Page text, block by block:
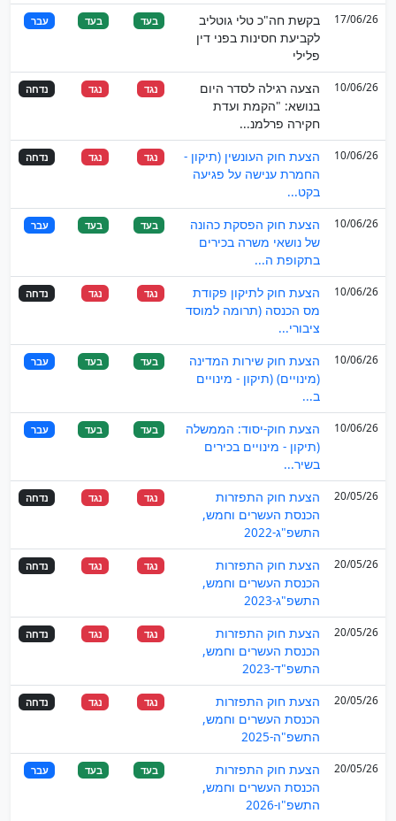
17/06/26
בקשת חה"כ טלי גוטליב
לקביעת חסינות בפני דין
פלילי
בעד בעד עבר
10/06/26
הצעה רגילה לסדר היום
בנושא: "הקמת ועדת
חקירה פרלמנ...
נגד נגד נדחה
10/06/26
הצעת חוק העונשין (תיקון -
החמרת ענישה על פגיעה
בקט...
נגד נגד נדחה
10/06/26
הצעת חוק הפסקת כהונה
של נושאי משרה בכירים
בתקופת ה...
בעד בעד עבר
10/06/26
הצעת חוק לתיקון פקודת
מס הכנסה (תרומה למוסד
ציבורי...
נגד נגד נדחה
10/06/26
הצעת חוק שירות המדינה
(מינויים) (תיקון - מינויים
ב...
בעד בעד עבר
10/06/26
הצעת חוק-יסוד: הממשלה
(תיקון - מינויים בכירים
בשיר...
בעד בעד עבר
20/05/26
הצעת חוק התפזרות
הכנסת העשרים וחמש,
התשפ"ג-2022
נגד נגד נדחה
20/05/26
הצעת חוק התפזרות
הכנסת העשרים וחמש,
התשפ"ג-2023
נגד נגד נדחה
20/05/26
הצעת חוק התפזרות
הכנסת העשרים וחמש,
התשפ"ד-2023
נגד נגד נדחה
20/05/26
הצעת חוק התפזרות
הכנסת העשרים וחמש,
התשפ"ה-2025
נגד נגד נדחה
20/05/26
הצעת חוק התפזרות
הכנסת העשרים וחמש,
התשפ"ו-2026
בעד בעד עבר